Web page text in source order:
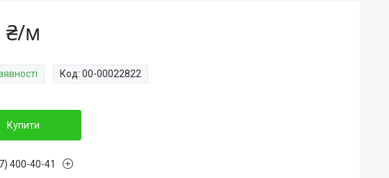
₴/м
Код: 00-00022822
Купити
400-40-41